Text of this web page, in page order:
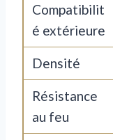
Compatibilit
é extérieure
Densité
Résistance
au feu